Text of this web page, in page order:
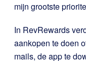
mijn grootste
In RevRewards
aankopen te doen
mails, de app te